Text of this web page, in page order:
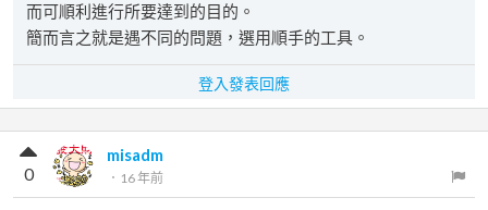
而可順利進行所要達到的目的。
簡而言之就是遇不同的問題，選用順手的工具。
登入發表回應
misadm
． 16 年前
0